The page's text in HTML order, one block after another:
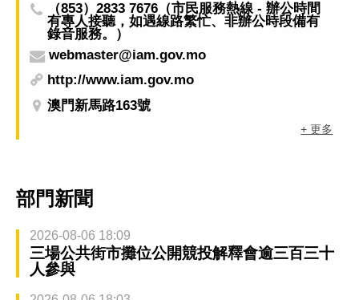
（853）2833 7676（市民服務熱線 - 辦公時間
有專人接聽，如遇線路繁忙、非辦公時段備有
錄音服務。）
webmaster@iam.gov.mo
http://www.iam.gov.mo
澳門新馬路163號
+ 更多
部門新聞
2026-08-06 18:09
三場公共街市攤位公開競投解釋會逾三百三十
人參與